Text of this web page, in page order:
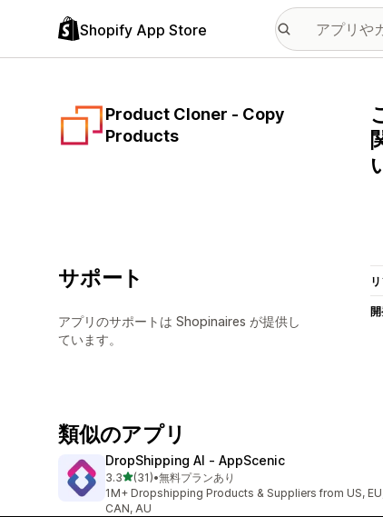
Shopify App Store
Product Cloner ‑ Copy
Products
サポート
アプリのサポートは Shopinaires が提供し
ています。
類似のアプリ
DropShipping AI ‑ AppScenic
3.35つ星中
(31)
合計レビュー数：31件
•無料プランあり
1M+ Dropshipping Products & Suppliers from US,
CAN, AU